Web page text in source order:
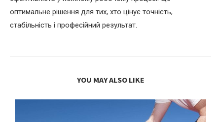
оптимальне рішення для тих, хто цінує точність,
стабільність і професійний результат.
YOU MAY ALSO LIKE